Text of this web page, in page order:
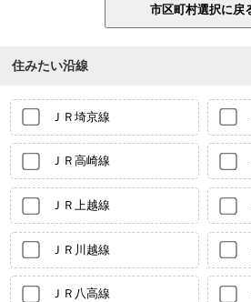
住みたい沿線
ＪＲ埼京線
ＪＲ高崎線
ＪＲ上越線
ＪＲ川越線
ＪＲ八高線